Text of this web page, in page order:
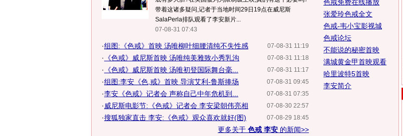
带着这诸多疑问,记者于当地时间29日19点在威尼斯
SalaPerla排队观看了李安新片...
07-08-31 07:43
07-08-31 11:19
·组图:《色戒》首映 汤唯柳叶细腰清纯不失性感
07-08-31 11:18
· 《色戒》威尼斯首映 汤唯纯美雅致小秀乳沟
07-08-31 11:17
· 《色戒》威尼斯首映 汤唯初登国际舞台毫...
07-08-31 09:45
·组图:李安《色,戒》首映 导演艾利-鲁斯捧场
07-08-31 07:35
·李安《色戒》记者会 声称自己中年危机到...
07-08-30 22:57
· 威尼斯电影节:《色戒》记者会 李安梁朝伟亮相
07-08-29 18:45
·搜狐独家直击 李安:《色戒》观众喜欢就好(图)
更多关于 色戒 李安 的新闻>>
色戒免费在线播放
张爱玲色戒全文
色戒-韦小宝影视城
色戒论坛
不能说的秘密首映
满城黄金甲首映观看
哈里波特5首映
李安简介